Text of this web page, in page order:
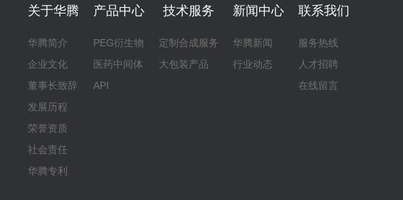
关于华腾
华腾简介
企业文化
董事长致辞
发展历程
荣誉资质
社会责任
华腾专利
产品中心
PEG衍生物
医药中间体
API
技术服务
定制合成服务
大包装产品
新闻中心
华腾新闻
行业动态
联系我们
服务热线
人才招聘
在线留言